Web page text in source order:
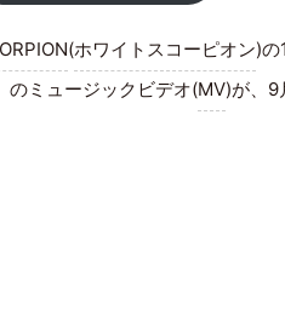
(ホワイトスコーピオン)
のミュージックビデオ(MV)が、9